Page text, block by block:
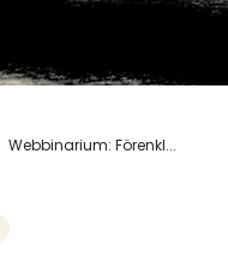
Webbinarium: Förenkl...